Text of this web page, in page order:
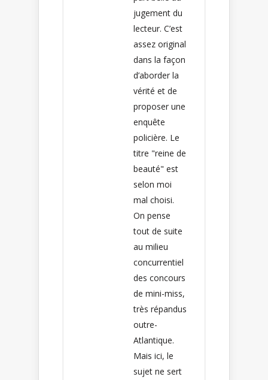
jugement du
lecteur. C’est
assez original
dans la façon
d’aborder la
vérité et de
proposer une
enquête
policière. Le
titre "reine de
beauté" est
selon moi
mal choisi.
On pense
tout de suite
au milieu
concurrentiel
des concours
de mini-miss,
très répandus
outre-
Atlantique.
Mais ici, le
sujet ne sert